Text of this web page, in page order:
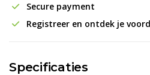
Secure payment
Registreer en ontdek je
Specificaties